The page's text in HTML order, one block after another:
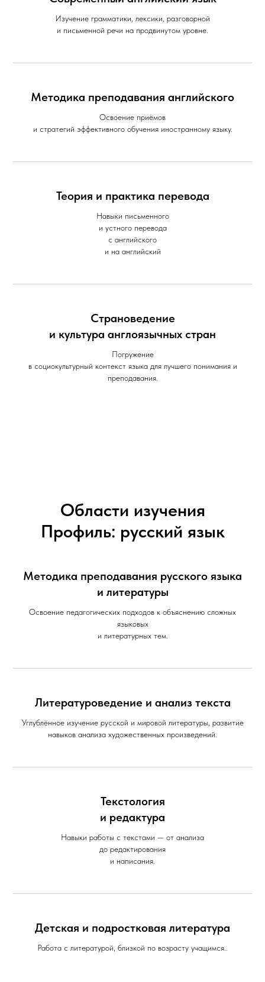
Изучение грамматики, лексики, разговорной
и письменной речи на продвинутом уровне.
Методика преподавания английского
Освоение приёмов
и стратегий эффективного обучения иностранному языку.
Теория и практика перевода
Навыки письменного
и устного перевода
с английского
и на английский
Страноведение
и культура англоязычных стран
Погружение
в социокультурный контекст языка для лучшего понимания и
преподавания.
Области изучения
Профиль: русский язык
Методика преподавания русского языка
и литературы
Освоение педагогических подходов к объяснению сложных
языковых
и литературных тем.
Литературоведение и анализ текста
Углублённое изучение русской и мировой литературы, развитие
навыков анализа художественных произведений.
Текстология
и редактура
Навыки работы с текстами — от анализа
до редактирования
и написания.
Детская и подростковая литература
Работа с литературой, близкой по возрасту учащимся..